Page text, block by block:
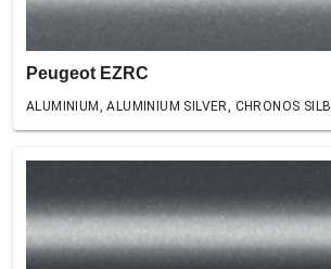
Peugeot EZRC
ALUMINIUM, ALUMINIUM SILVER, CHRONOS